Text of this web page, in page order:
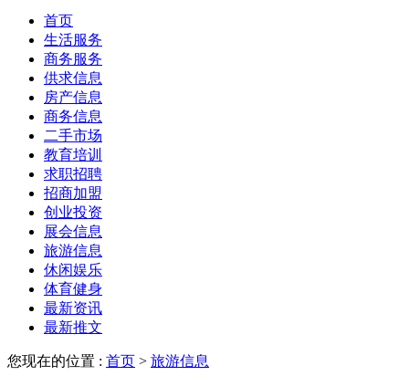
首页
生活服务
商务服务
供求信息
房产信息
商务信息
二手市场
教育培训
求职招聘
招商加盟
创业投资
展会信息
旅游信息
休闲娱乐
体育健身
最新资讯
最新推文
您现在的位置 : 首页 > 旅游信息